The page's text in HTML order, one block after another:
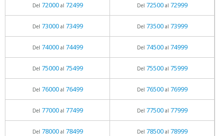
Del 72000al 72499 Del 72500al 72999
Del 73000al 73499 Del 73500al 73999
Del 74000al 74499 Del 74500al 74999
Del 75000al 75499 Del 75500al 75999
Del 76000al 76499 Del 76500al 76999
Del 77000al 77499 Del 77500al 77999
Del 78000al 78499 Del 78500al 78999